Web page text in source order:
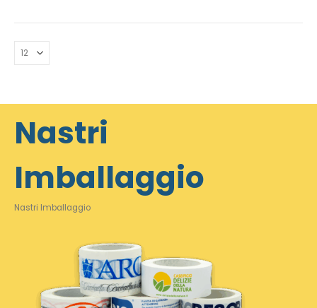
Nastri
Imballaggio
Nastri Imballaggio